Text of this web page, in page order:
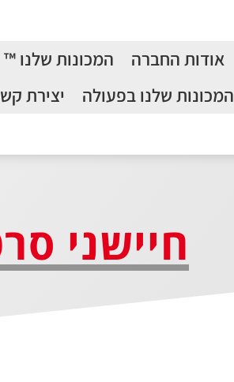
אודות החברה המכונות שלנו ™
המכונות שלנו בפעולה
יצירת
חיישני